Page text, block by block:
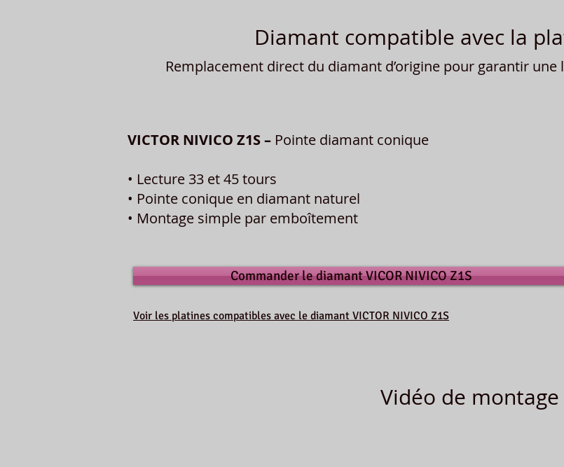
Diamant compatible avec la
Remplacement direct du diamant d’origine pour garantir
VICTOR NIVICO Z1S – Pointe diamant conique
• Lecture 33 et 45 tours
• Pointe conique en diamant naturel
• Montage simple par emboîtement
Commander le diamant VICOR NIVICO Z1S
Voir les platines compatibles avec le diamant VICTOR NIVICO Z1S
Vidéo de montage